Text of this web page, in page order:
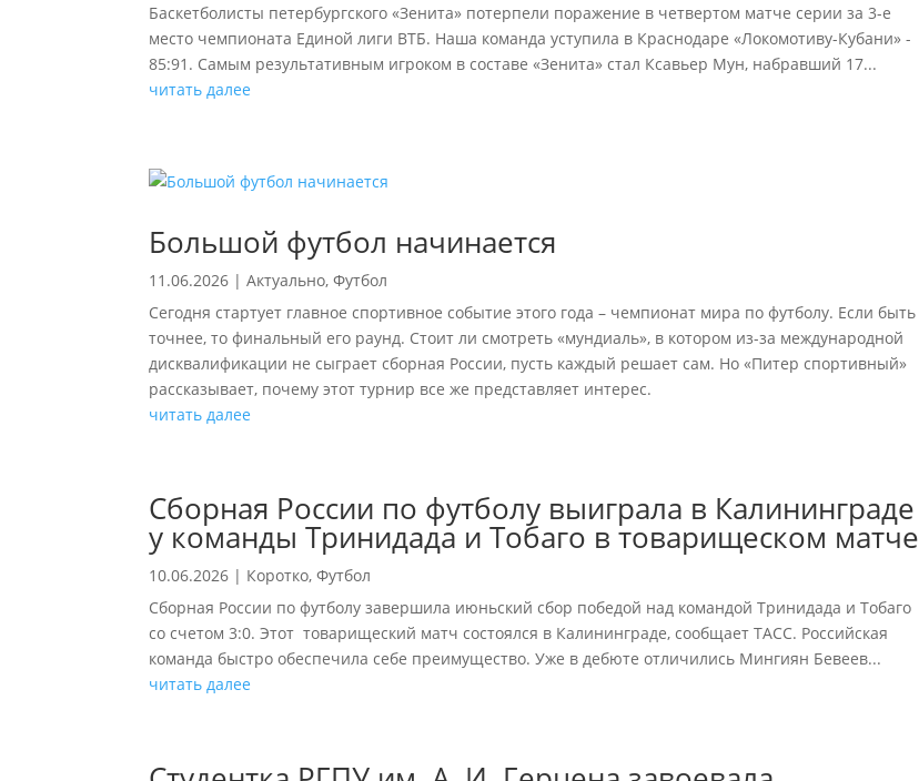
Баскетболисты петербургского «Зенита» потерпели поражение в четвертом матче серии за 3-е
место чемпионата Единой лиги ВТБ. Наша команда уступила в Краснодаре «Локомотиву-Кубани» -
85:91. Самым результативным игроком в составе «Зенита» стал Ксавьер Мун, набравший 17...
читать далее
Большой футбол начинается
11.06.2026 |Актуально,Футбол
Сегодня стартует главное спортивное событие этого года – чемпионат мира по футболу. Если быть
точнее, то финальный его раунд. Стоит ли смотреть «мундиаль», в котором из-за международной
дисквалификации не сыграет сборная России, пусть каждый решает сам. Но «Питер спортивный»
рассказывает, почему этот турнир все же представляет интерес.
читать далее
Сборная России по футболу выиграла в Калининграде
у команды Тринидада и Тобаго в товарищеском матче
10.06.2026 | Коротко,Футбол
Сборная России по футболу завершила июньский сбор победой над командой Тринидада и Тобаго
со счетом 3:0. Этот товарищеский матч состоялся в Калининграде, сообщает ТАСС. Российская
команда быстро обеспечила себе преимущество. Уже в дебюте отличились Мингиян Бевеев...
читать далее